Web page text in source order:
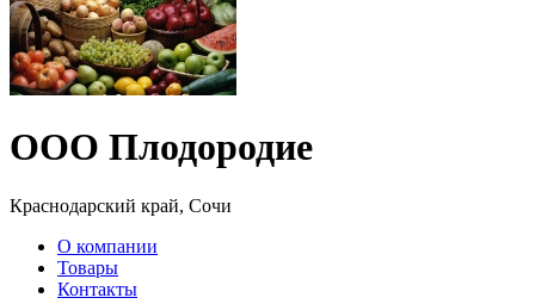
ООО Плодородие
Краснодарский край, Сочи
О компании
Товары
Контакты